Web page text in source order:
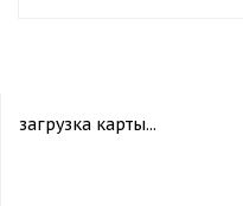
загрузка карты...